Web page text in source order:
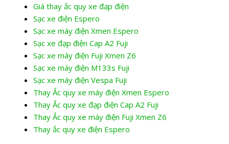
Giá thay ắc quy xe đạp điện
Sạc xe điện Espero
Sạc xe máy điện Xmen Espero
Sạc xe đạp điện Cap A2 Fuji
Sạc xe máy điện Fuji Xmen Z6
Sạc xe máy điện M133s Fuji
Sạc xe máy điện Vespa Fuji
Thay Ắc quy xe máy điện Xmen Espero
Thay Ắc quy xe đạp điện Cap A2 Fuji
Thay Ắc quy xe máy điện Fuji Xmen Z6
Thay ắc quy xe điện Espero